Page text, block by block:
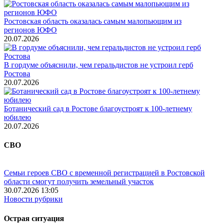
Ростовская область оказалась самым малопьющим из
регионов ЮФО
20.07.2026
В гордуме объяснили, чем геральдистов не устроил герб
Ростова
20.07.2026
Ботанический сад в Ростове благоустроят к 100-летнему
юбилею
20.07.2026
СВО
Семьи героев СВО с временной регистрацией в Ростовской
области смогут получить земельный участок
30.07.2026 13:05
Новости рубрики
Острая ситуация